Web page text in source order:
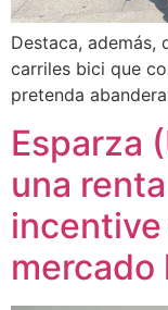
Destaca, además,
carriles bici que
pretenda
Esparza
una
mercado